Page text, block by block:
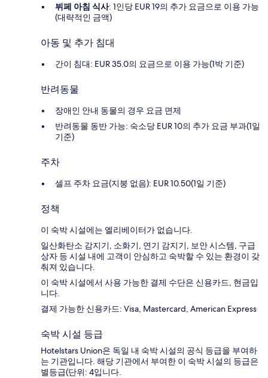
뷔페 아침 식사: 1인당 EUR 19의 추가 요금으로 이용 가능
(대략적인 금액)
아동 및 추가 침대
간이 침대: EUR 35.0의 요금으로 이용 가능(1박 기준)
반려동물
장애인 안내 동물의 경우 요금 면제
반려동물 동반 가능: 숙소당 EUR 10의 추가 요금 부과(1일
기준)
주차
셀프 주차 요금(지붕 없음): EUR 10.50(1일 기준)
정책
이 숙박 시설에는 엘리베이터가 없습니다.
일산화탄소 감지기, 소화기, 연기 감지기, 보안 시스템, 구급
상자 등 시설 내에 고객이 안심하고 숙박할 수 있는 환경이 갖
춰져 있습니다.
이 숙박 시설에서 사용 가능한 결제 수단은 신용카드, 현금입
니다.
결제 가능한 신용카드: Visa, Mastercard, American Express
숙박 시설 등급
Hotelstars Union은 독일 내 숙박 시설의 공식 등급을 부여하
는 기관입니다. 해당 기관에서 부여한 이 숙박 시설의 등급은
별등급(단위: 4입니다.